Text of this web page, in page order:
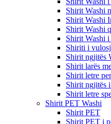
Shirit Washi
Shirit Washi
Shirit Washi
Shirit Washi i
Shiriti i
Shirit ngjitës
Shirit larës
Shirit letre
Shirit ngjitës
Shirit letre
Shirit PET Washi
Shirit PET
Shirit PET i